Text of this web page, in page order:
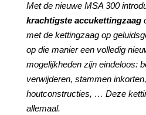
Met de nieuwe MSA 300
krachtigste accukettingzaag
met de kettingzaag op
op die manier een volledig
mogelijkheden zijn eindeloos:
verwijderen, stammen
houtconstructies, … Deze
allemaal.